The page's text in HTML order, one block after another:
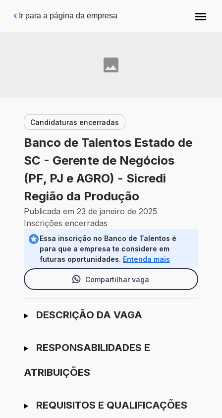
Pular para o conteúdo principal
Ir para a página da empresa
Candidaturas encerradas
Banco de Talentos Estado de
SC - Gerente de Negócios
(PF, PJ e AGRO) - Sicredi
Região da Produção
Publicada em 23 de janeiro de 2025
Inscrições encerradas
Essa inscrição no Banco de Talentos é
para que a empresa te considere em
futuras oportunidades. Entenda mais
Compartilhar vaga
Ir para candidatura
DESCRIÇÃO DA VAGA
RESPONSABILIDADES E
ATRIBUIÇÕES
REQUISITOS E QUALIFICAÇÕES